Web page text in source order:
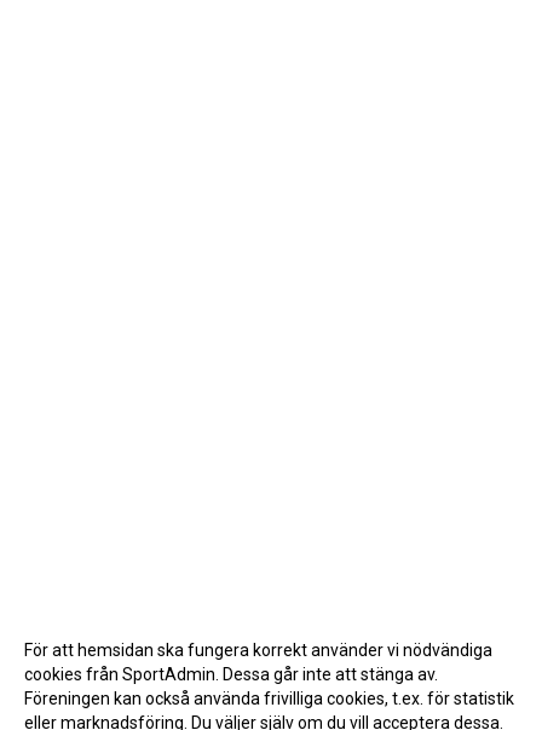
För att hemsidan ska fungera korrekt använder vi nödvändiga
cookies från SportAdmin. Dessa går inte att stänga av.
Föreningen kan också använda frivilliga cookies, t.ex. för statistik
eller marknadsföring. Du väljer själv om du vill acceptera dessa.